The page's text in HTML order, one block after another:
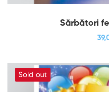
Sărbători
39
Sold out